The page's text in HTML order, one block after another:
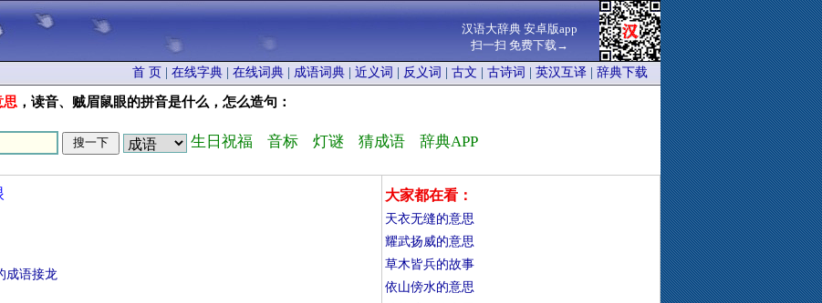
汉语大辞典 安卓版app
扫一扫 免费下载→
首 页 在线字典 在线词典 成语词典 近义词 反义词 古文 古诗词 英汉互译 辞典下载
思 ，读音、贼眉鼠眼的拼音是什么，怎么造句：
生日祝福 音标 灯谜 猜成语 辞典APP
成语接龙
大家都在看：
天衣无缝的意思
耀武扬威的意思
草木皆兵的故事
依山傍水的意思